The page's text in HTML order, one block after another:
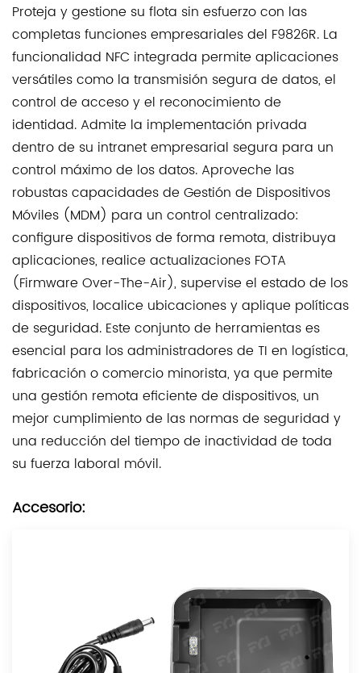
Proteja y gestione su flota sin esfuerzo con las
completas funciones empresariales del F9826R. La
funcionalidad NFC integrada permite aplicaciones
versátiles como la transmisión segura de datos, el
control de acceso y el reconocimiento de
identidad. Admite la implementación privada
dentro de su intranet empresarial segura para un
control máximo de los datos. Aproveche las
robustas capacidades de Gestión de Dispositivos
Móviles (MDM) para un control centralizado:
configure dispositivos de forma remota, distribuya
aplicaciones, realice actualizaciones FOTA
(Firmware Over-The-Air), supervise el estado de los
dispositivos, localice ubicaciones y aplique políticas
de seguridad. Este conjunto de herramientas es
esencial para los administradores de TI en logística,
fabricación o comercio minorista, ya que permite
una gestión remota eficiente de dispositivos, un
mejor cumplimiento de las normas de seguridad y
una reducción del tiempo de inactividad de toda
su fuerza laboral móvil.
Accesorio: